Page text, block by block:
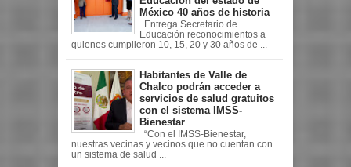
México 40 años de historia
Entrega Secretario de
Educación reconocimientos a
quienes cumplieron 10, 15, 20 y 30 años de ...
Habitantes de Valle de
Chalco podrán acceder a
servicios de salud gratuitos
con el sistema IMSS-
Bienestar
“Con el IMSS-Bienestar,
nuestras vecinas y vecinos que no cuentan con
un sistema de salud ...